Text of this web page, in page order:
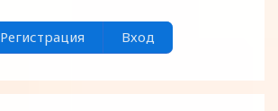
Регистрация Вход